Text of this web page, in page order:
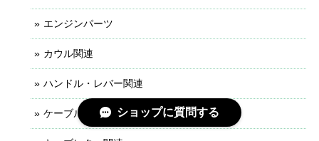
エンジンパーツ
カウル関連
ハンドル・レバー関連
ケーブル・ライン関連ショップに質問する